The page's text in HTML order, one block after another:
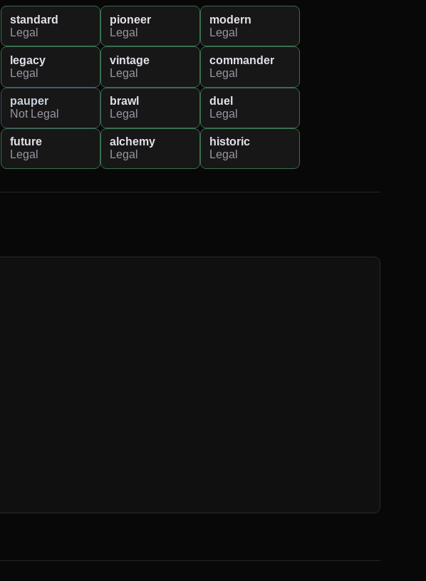
standard
Legal
pioneer
Legal
modern
Legal
legacy
Legal
vintage
Legal
commander
Legal
pauper
Not Legal
brawl
Legal
duel
Legal
future
Legal
alchemy
Legal
historic
Legal